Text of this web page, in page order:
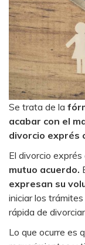
Se trata de la
acabar con el
divorcio exprés
El divorcio exprés
mutuo acuerdo.
expresan su
iniciar los
rápida de
Lo que ocurre es